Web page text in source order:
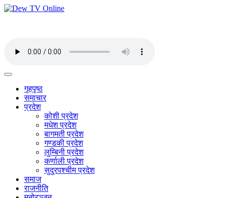
गृहपृष्ठ
समाचार
प्रदेश
कोशी प्रदेश
मधेश प्रदेश
बागमती प्रदेश
गण्डकी प्रदेश
लुम्बिनी प्रदेश
कर्णाली प्रदेश
सुदुरपश्चीम प्रदेश
समाज
राजनीति